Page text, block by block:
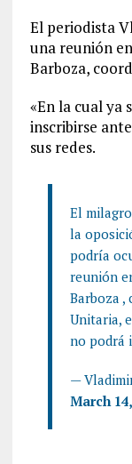
El periodista
una reunión
Barboza,
«En la cual ya
inscribirse
sus redes.
El
la
podría
reunión
Barboza ,
Unitaria,
no podrá
—
March